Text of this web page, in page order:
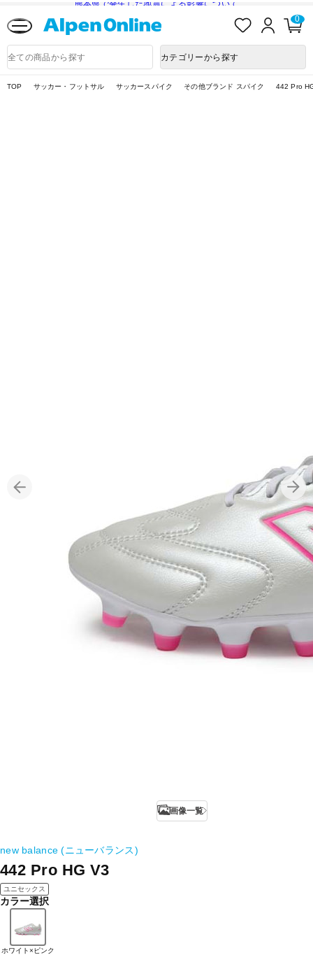
熊本県で発生した地震による影響について
入
ロ
ン
0
品
検
カテゴリーから探す
TOP サッカー・フットサル サッカースパイク その他ブランド スパイク 442 Pro
画像一覧
new balance (ニューバランス)
442 Pro HG V3
ユニセックス
カラー選択
ホワイト×ピンク